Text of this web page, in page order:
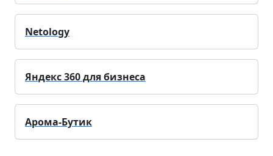
Netology
Яндекс 360 для бизнеса
Арома-Бутик